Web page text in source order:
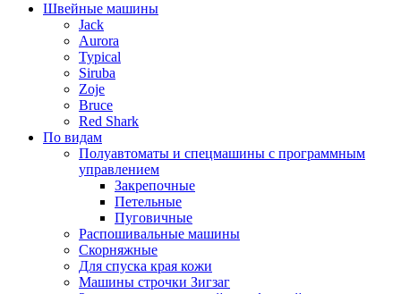
Швейные машины
Jack
Aurora
Typical
Siruba
Zoje
Bruce
Red Shark
По видам
Полуавтоматы и спецмашины с программным
управлением
Закрепочные
Петельные
Пуговичные
Распошивальные машины
Скорняжные
Для спуска края кожи
Машины строчки Зигзаг